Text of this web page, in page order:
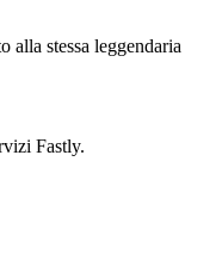
alla stessa leggendaria
Fastly.